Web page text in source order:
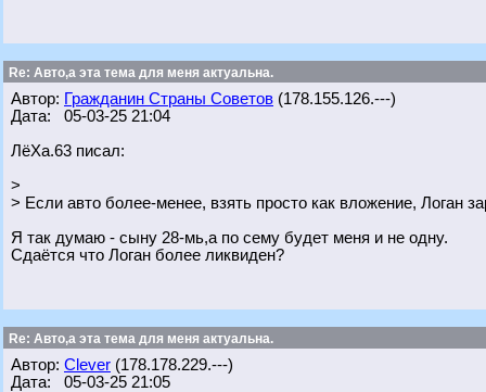
Re: Авто,а эта тема для меня актуальна.
Автор: Гражданин Страны Советов (178.155.126.---)
Дата: 05-03-25 21:04
ЛёХа.63 писал:
>
> Если авто более-менее, взять просто как вложение, Логан
Я так думаю - сыну 28-мь,а по сему будет меня и не одну.
Сдаётся что Логан более ликвиден?
Re: Авто,а эта тема для меня актуальна.
Автор: Clever (178.178.229.---)
Дата: 05-03-25 21:05